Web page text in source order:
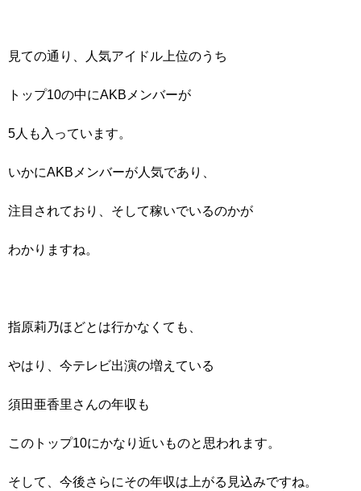
見ての通り、人気アイドル上位のうち
トップ10の中にAKBメンバーが
5人も入っています。
いかにAKBメンバーが人気であり、
注目されており、そして稼いでいるのかが
わかりますね。
指原莉乃ほどとは行かなくても、
やはり、今テレビ出演の増えている
須田亜香里さんの年収も
このトップ10にかなり近いものと思われます。
そして、今後さらにその年収は上がる見込みですね。